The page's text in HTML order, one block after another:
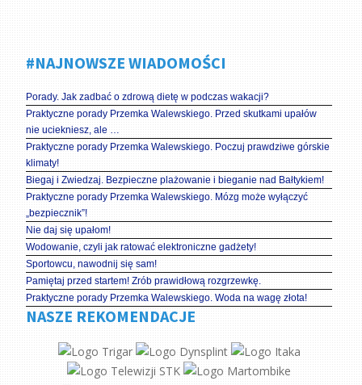
#NAJNOWSZE WIADOMOŚCI
Porady. Jak zadbać o zdrową dietę w podczas wakacji?
Praktyczne porady Przemka Walewskiego. Przed skutkami upałów
nie uciekniesz, ale …
Praktyczne porady Przemka Walewskiego. Poczuj prawdziwe górskie
klimaty!
Biegaj i Zwiedzaj. Bezpieczne plażowanie i bieganie nad Bałtykiem!
Praktyczne porady Przemka Walewskiego. Mózg może wyłączyć
„bezpiecznik”!
Nie daj się upałom!
Wodowanie, czyli jak ratować elektroniczne gadżety!
Sportowcu, nawodnij się sam!
Pamiętaj przed startem! Zrób prawidłową rozgrzewkę.
Praktyczne porady Przemka Walewskiego. Woda na wagę złota!
NASZE REKOMENDACJE